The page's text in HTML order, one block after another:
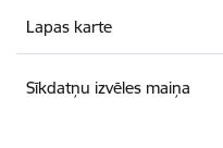
Lapas karte
Sīkdatņu izvēles maiņa